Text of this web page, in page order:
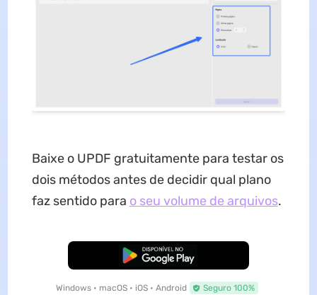
Baixe o UPDF gratuitamente para testar os
dois métodos antes de decidir qual plano
faz sentido para o seu volume de arquivos.
Baixar Grátis
Windows • macOS • iOS • Android Seguro 100%